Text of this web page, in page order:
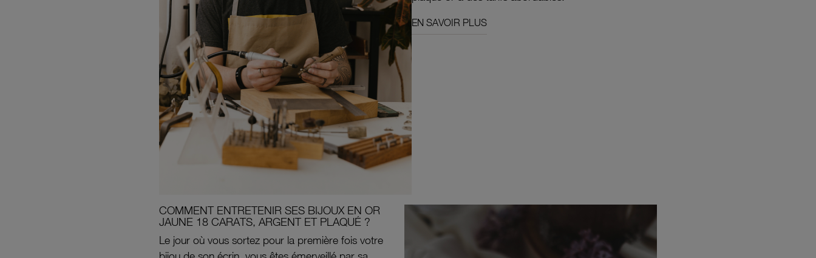
EN SAVOIR PLUS
COMMENT ENTRETENIR SES BIJOUX EN OR
JAUNE 18 CARATS, ARGENT ET PLAQUÉ ?
Le jour où vous sortez pour la première fois votre